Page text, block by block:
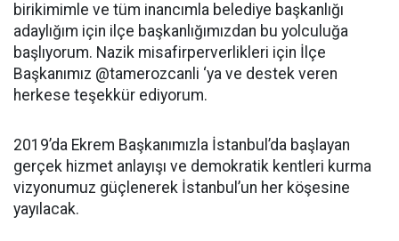
birikimimle ve tüm inancımla belediye başkanlığı
adaylığım için ilçe başkanlığımızdan bu yolculuğa
başlıyorum. Nazik misafirperverlikleri için İlçe
Başkanımız @tamerozcanli ‘ya ve destek veren
herkese teşekkür ediyorum.
2019’da Ekrem Başkanımızla İstanbul’da başlayan
gerçek hizmet anlayışı ve demokratik kentleri kurma
vizyonumuz güçlenerek İstanbul’un her köşesine
yayılacak.